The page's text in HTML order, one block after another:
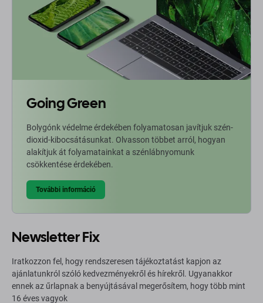
Going Green
Bolygónk védelme érdekében folyamatosan javítjuk szén-
dioxid-kibocsátásunkat. Olvasson többet arról, hogyan
alakítjuk át folyamatainkat a szénlábnyomunk
csökkentése érdekében.
További információ
Newsletter Fix
Iratkozzon fel, hogy rendszeresen tájékoztatást kapjon az
ajánlatunkról szóló kedvezményekről és hírekről. Ugyanakkor
ennek az űrlapnak a benyújtásával megerősítem, hogy több mint
16 éves vagyok